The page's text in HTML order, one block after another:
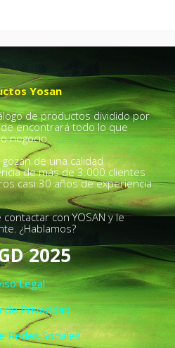
Yosan
de productos dividido por
encontrará todo lo que
negocio.
de una calidad
de más de 3.000 clientes
casi 30 años de experiencia
con YOSAN y le
¿Hablamos?
2025
Legal
de Privacidad
Redes Sociales